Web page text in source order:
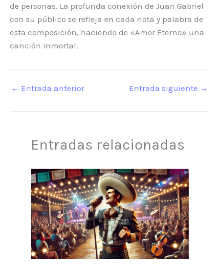
de personas. La profunda conexión de Juan Gabriel
con su público se refleja en cada nota y palabra de
esta composición, haciendo de «Amor Eterno» una
canción inmortal.
← Entrada anterior Entrada siguiente →
Entradas relacionadas